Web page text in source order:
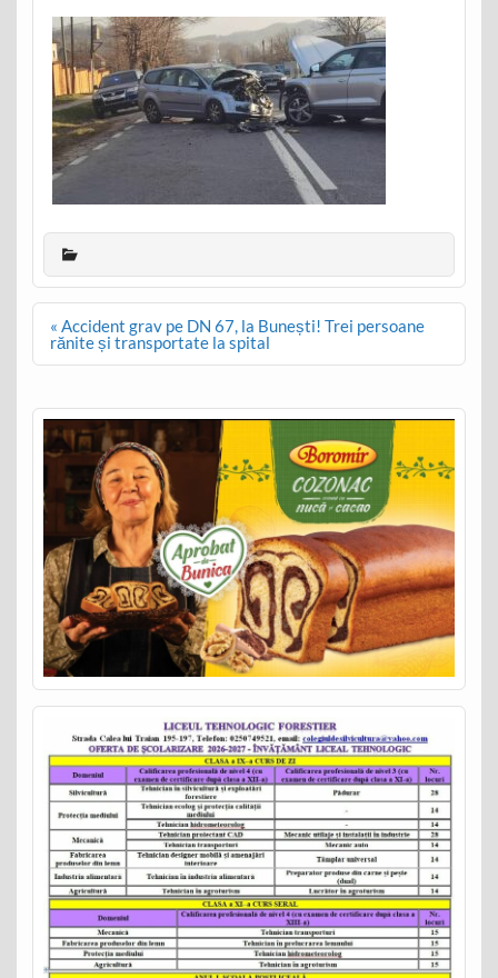
Post
navigation
« Accident grav pe DN 67, la Bunești! Trei persoane
rănite și transportate la spital